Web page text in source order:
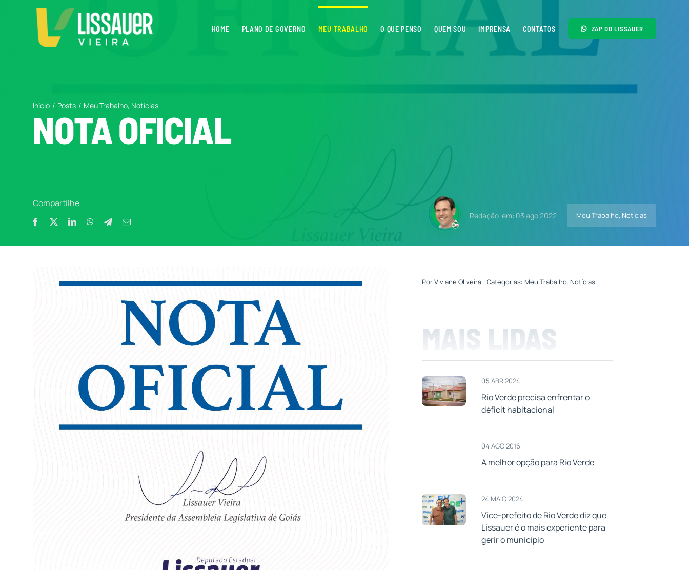
HOME PLANO DE GOVERNO MEU TRABALHO O QUE PENSO QUEM SOU IMPRENSA CONTATOS ZAP DO LISSAUER
Início Posts Meu Trabalho Notícias
NOTA OFICIAL
Compartilhe
Redação em: 03 ago 2022 Meu Trabalho, Notícias
PorViviane Oliveira Categorias: Meu Trabalho, Notícias
MAIS LIDAS
05 ABR 2024
Rio Verde precisa enfrentar o
déficit habitacional
04 AGO 2016
A melhor opção para Rio Verde
24 MAIO 2024
Vice-prefeito de Rio Verde diz que
Lissauer é o mais experiente para
gerir o município